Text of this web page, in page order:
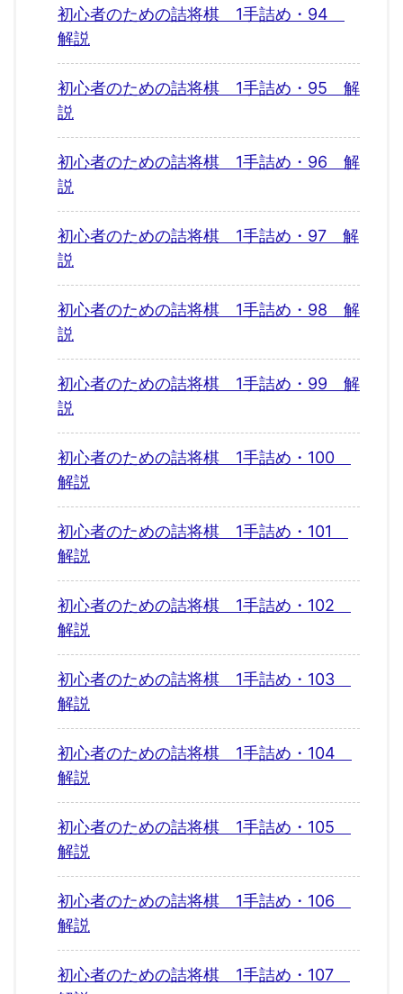
初心者のための詰将棋 1手詰め・94
解説
初心者のための詰将棋 1手詰め・95 解
説
初心者のための詰将棋 1手詰め・96 解
説
初心者のための詰将棋 1手詰め・97 解
説
初心者のための詰将棋 1手詰め・98 解
説
初心者のための詰将棋 1手詰め・99 解
説
初心者のための詰将棋 1手詰め・100
解説
初心者のための詰将棋 1手詰め・101
解説
初心者のための詰将棋 1手詰め・102
解説
初心者のための詰将棋 1手詰め・103
解説
初心者のための詰将棋 1手詰め・104
解説
初心者のための詰将棋 1手詰め・105
解説
初心者のための詰将棋 1手詰め・106
解説
初心者のための詰将棋 1手詰め・107